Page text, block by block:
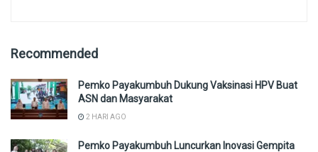
Recommended
Pemko Payakumbuh Dukung Vaksinasi HPV Buat
ASN dan Masyarakat
2 HARI AGO
Pemko Payakumbuh Luncurkan Inovasi Gempita